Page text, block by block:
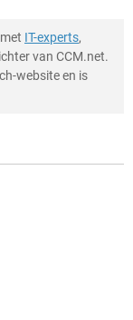
IT-experts,
van CCM.net.
website en is